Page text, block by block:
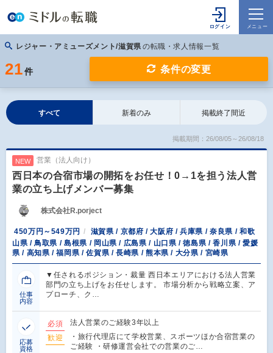
レジャー・アミューズメント/滋賀県 の転職・求人情報一覧
21 件 条件の変更
すべて 新着のみ 掲載終了間近
掲載期間：26/08/05～26/08/18
NEW 営業（法人向け）
西日本の合宿市場の開拓をお任せ！0→1を担う法人営
業の立ち上げメンバー募集
株式会社R.porject
450万円～549万円
滋賀県 / 京都府 / 大阪府 / 兵庫県 / 奈良県 / 和歌
山県 / 鳥取県 / 島根県 / 岡山県 / 広島県 / 山口県 / 徳島県 / 香川県 / 愛媛
県 / 高知県 / 福岡県 / 佐賀県 / 長崎県 / 熊本県 / 大分県 / 宮崎県
仕事
内容
▼任されるポジション・裁量 西日本エリアにおける法人営業
部門の立ち上げをお任せします。 市場分析から戦略立案、ア
プローチ、ク…
応募
資格
必須
法人営業のご経験3年以上
歓迎
・旅行代理店にて学校営業、スポーツほか合宿営業の
ご経験 ・研修運営会社での営業のご…